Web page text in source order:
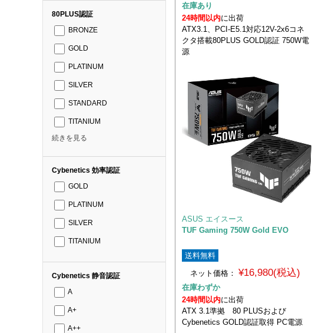
80PLUS認証
BRONZE
GOLD
PLATINUM
SILVER
STANDARD
TITANIUM
続きを見る
Cybenetics 効率認証
GOLD
PLATINUM
SILVER
TITANIUM
Cybenetics 静音認証
A
A+
A++
在庫あり
24時間以内に出荷
ATX3.1、PCI-E5.1対応12V-2x6コネ
クタ搭載80PLUS GOLD認証 750W電
源
ASUS エイスース
TUF Gaming 750W Gold EVO
送料無料
ネット価格：
¥16,980(税込)
在庫わずか
24時間以内に出荷
ATX 3.1準拠 80 PLUSおよび
Cybenetics GOLD認証取得 PC電源